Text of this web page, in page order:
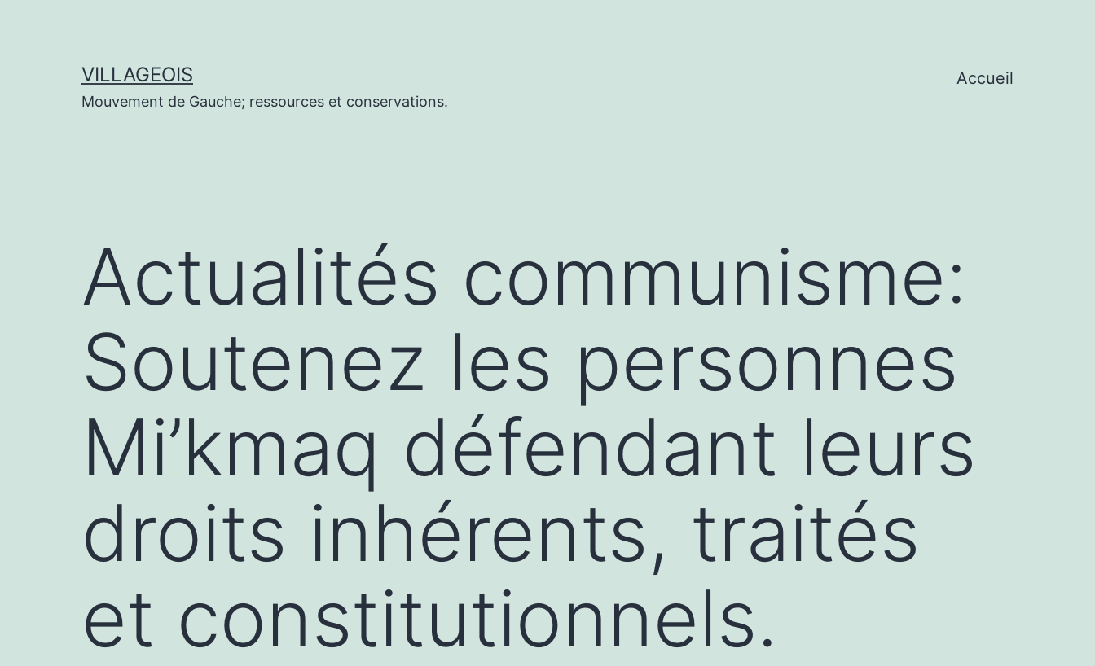
VILLAGEOIS
Mouvement de Gauche; ressources et conservations.
Accueil
Actualités communisme:
Soutenez les personnes
Mi’kmaq défendant leurs
droits inhérents, traités
et constitutionnels.